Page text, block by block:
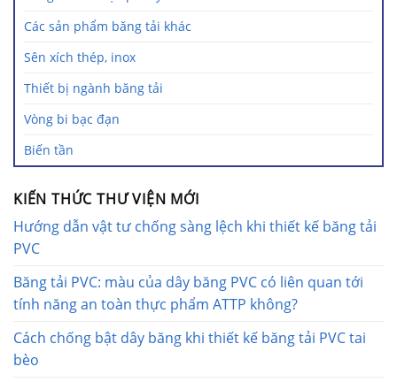
Các sản phẩm băng tải khác
Sên xích thép, inox
Thiết bị ngành băng tải
Vòng bi bạc đạn
Biến tần
KIẾN THỨC THƯ VIỆN MỚI
Hướng dẫn vật tư chống sàng lệch khi thiết kế băng tải
PVC
Băng tải PVC: màu của dây băng PVC có liên quan tới
tính năng an toàn thực phẩm ATTP không?
Cách chống bật dây băng khi thiết kế băng tải PVC tai
bèo